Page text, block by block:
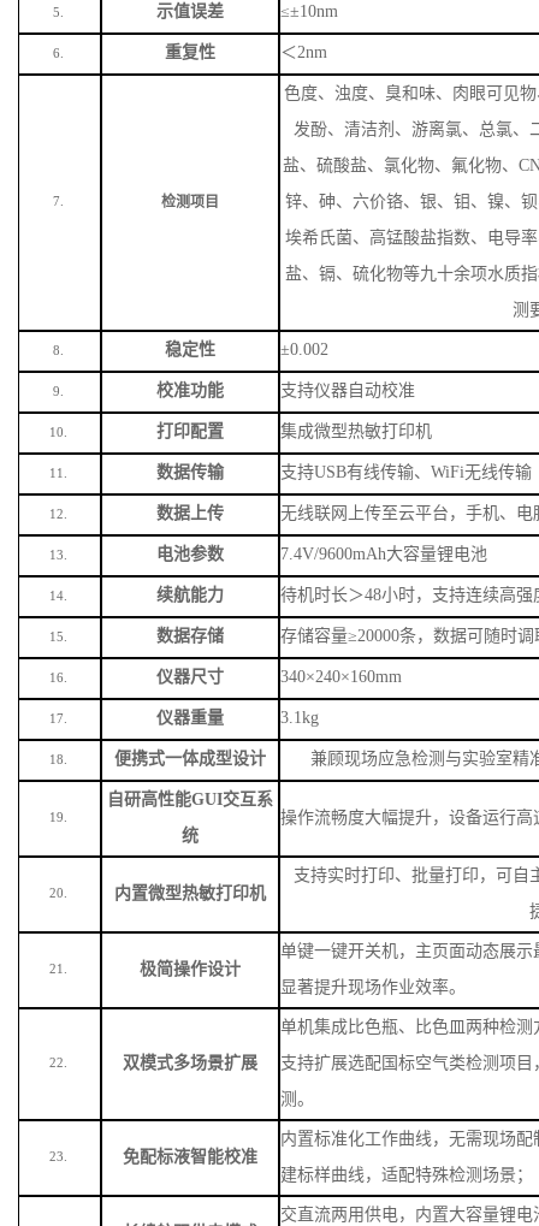
5. 示值误差 ≤±10nm
6. 重复性 ＜2nm
7. 检测项目
色度、浊度、臭和味、肉眼可见物
发酚、清洁剂、游离氯、总氯、
盐、硫酸盐、氯化物、氟化物、
锌、砷、六价铬、银、钼、镍、
埃希氏菌、高锰酸盐指数、电导
盐、镉、硫化物等九十余项水质
测
8. 稳定性 ±0.002
9. 校准功能 支持仪器自动校准
10. 打印配置 集成微型热敏打印机
11. 数据传输 支持USB有线传输、WiFi无线传输
12. 数据上传 无线联网上传至云平台，手机、
13. 电池参数 7.4V/9600mAh大容量锂电池
14. 续航能力 待机时长＞48小时，支持连续高
15. 数据存储 存储容量≥20000条，数据可随时
16. 仪器尺寸 340×240×160mm
17. 仪器重量 3.1kg
18. 便携式一体成型设计 兼顾现场应急检测与实验室精
19.
自研高性能GUI交互系
统
操作流畅度大幅提升，设备运行
20. 内置微型热敏打印机
支持实时打印、批量打印，可自
21. 极简操作设计
单键一键开关机，主页面动态展
显著提升现场作业效率。
22. 双模式多场景扩展
单机集成比色瓶、比色皿两种检
支持扩展选配国标空气类检测项
测。
23. 免配标液智能校准
内置标准化工作曲线，无需现场
建标样曲线，适配特殊检测场景 ；
交直流两用供电，内置大容量锂电